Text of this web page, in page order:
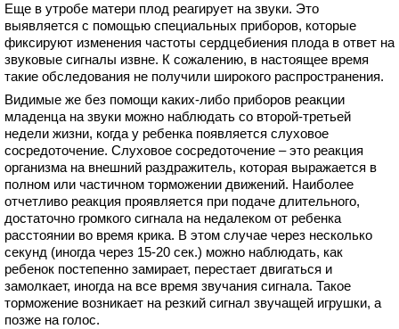
Еще в утробе матери плод реагирует на звуки. Это
выявляется с помощью специальных приборов, которые
фиксируют изменения частоты сердцебиения плода в ответ на
звуковые сигналы извне. К сожалению, в настоящее время
такие обследования не получили широкого распространения.
Видимые же без помощи каких-либо приборов реакции
младенца на звуки можно наблюдать со второй-третьей
недели жизни, когда у ребенка появляется слуховое
сосредоточение. Слуховое сосредоточение – это реакция
организма на внешний раздражитель, которая выражается в
полном или частичном торможении движений. Наиболее
отчетливо реакция проявляется при подаче длительного,
достаточно громкого сигнала на недалеком от ребенка
расстоянии во время крика. В этом случае через несколько
секунд (иногда через 15-20 сек.) можно наблюдать, как
ребенок постепенно замирает, перестает двигаться и
замолкает, иногда на все время звучания сигнала. Такое
торможение возникает на резкий сигнал звучащей игрушки, а
позже на голос.